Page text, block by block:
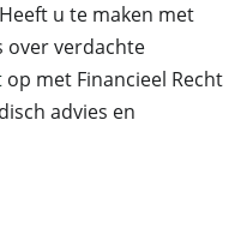
u te maken met
over verdachte
op met Financieel Recht
advies en